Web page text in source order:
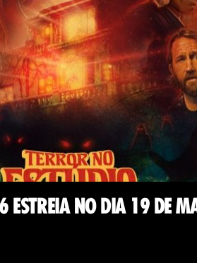
ESTREIA NO DIA 19 DE